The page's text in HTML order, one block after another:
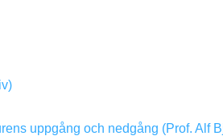
uppgång och nedgång (Prof. Alf